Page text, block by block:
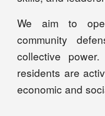
We aim to
community
collective
residents are
economic and